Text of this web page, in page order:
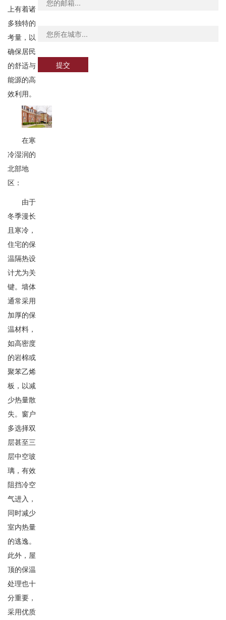
上有着诸
多独特的
考量，以
确保居民
的舒适与
能源的高
效利用。
在寒
冷湿润的
北部地
区：
由于
冬季漫长
且寒冷，
住宅的保
温隔热设
计尤为关
键。墙体
通常采用
加厚的保
温材料，
如高密度
的岩棉或
聚苯乙烯
板，以减
少热量散
失。窗户
多选择双
层甚至三
层中空玻
璃，有效
阻挡冷空
气进入，
同时减少
室内热量
的逃逸。
此外，屋
顶的保温
处理也十
分重要，
采用优质
提交